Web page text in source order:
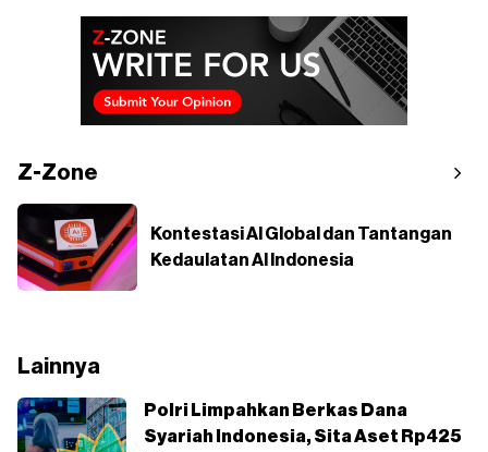
Z-Zone
Kontestasi AI Global dan Tantangan
Kedaulatan AI Indonesia
Lainnya
Polri Limpahkan Berkas Dana
Syariah Indonesia, Sita Aset Rp425